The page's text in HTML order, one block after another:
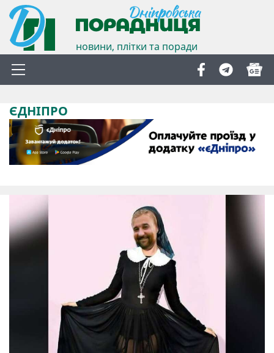
новини, плітки та поради
ЄДНІПРО